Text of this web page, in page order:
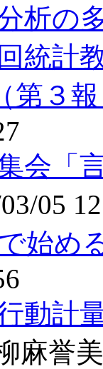
析の
統計
第３
会「
05
始め
動計
麻誉